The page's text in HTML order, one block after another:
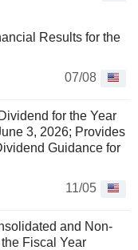
Results for the
07/08
for the Year
3, 2026; Provides
Guidance for
11/05
and Non-
Fiscal Year